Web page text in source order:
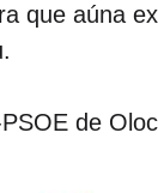
que aúna
de